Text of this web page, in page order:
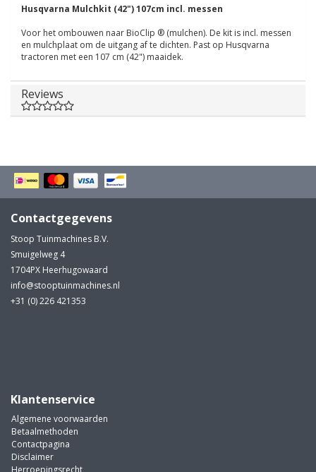
Husqvarna Mulchkit (42") 107cm incl. messen
Voor het ombouwen naar BioClip ® (mulchen). De kit is incl. messen
en mulchplaat om de uitgang af te dichten. Past op Husqvarna
tractoren met een 107 cm (42") maaidek.
Reviews
Contactgegevens
Stoop Tuinmachines B.V.
Smuigelweg 4
1704PX Heerhugowaard
info@stooptuinmachines.nl
+31 (0) 226 421353
Klantenservice
Algemene voorwaarden
Betaalmethoden
Contactpagina
Disclaimer